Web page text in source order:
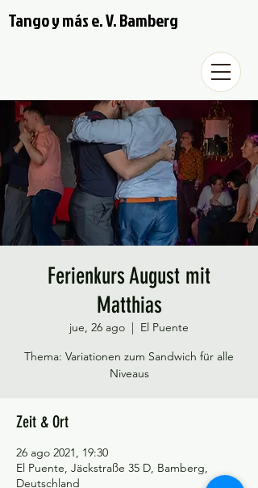
Tango y más e. V. Bamberg
Ferienkurs August mit
Matthias
jue, 26 ago
  |
El Puente
Thema: Variationen zum Sandwich für alle
Niveaus
Zeit & Ort
26 ago 2021, 19:30
El Puente, Jäckstraße 35 D, Bamberg,
Deutschland